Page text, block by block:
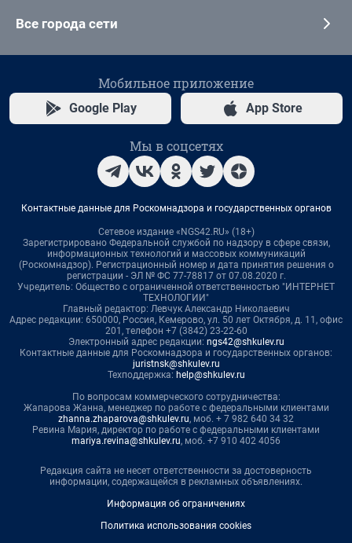
Все города сети
Мобильное приложение
Google Play App Store
Мы в соцсетях
Контактные данные для Роскомнадзора и государственных органов
Сетевое издание «NGS42.RU» (18+)
Зарегистрировано Федеральной службой по надзору в сфере связи,
информационных технологий и массовых коммуникаций
(Роскомнадзор). Регистрационный номер и дата принятия решения о
регистрации - ЭЛ № ФС 77-78817 от 07.08.2020 г.
Учредитель: Общество с ограниченной ответственностью "ИНТЕРНЕТ
ТЕХНОЛОГИИ"
Главный редактор: Левчук Александр Николаевич
Адрес редакции: 650000, Россия, Кемерово, ул. 50 лет Октября, д. 11, офис
201, телефон +7 (3842) 23-22-60
Электронный адрес редакции: ngs42@shkulev.ru
Контактные данные для Роскомнадзора и государственных органов:
juristnsk@shkulev.ru
Техподдержка: help@shkulev.ru
По вопросам коммерческого сотрудничества:
Жапарова Жанна, менеджер по работе с федеральными клиентами
zhanna.zhaparova@shkulev.ru, моб. + 7 982 640 34 32
Ревина Мария, директор по работе с федеральными клиентами
mariya.revina@shkulev.ru, моб. +7 910 402 4056
Редакция сайта не несет ответственности за достоверность
информации, содержащейся в рекламных объявлениях.
Информация об ограничениях
Политика использования cookies